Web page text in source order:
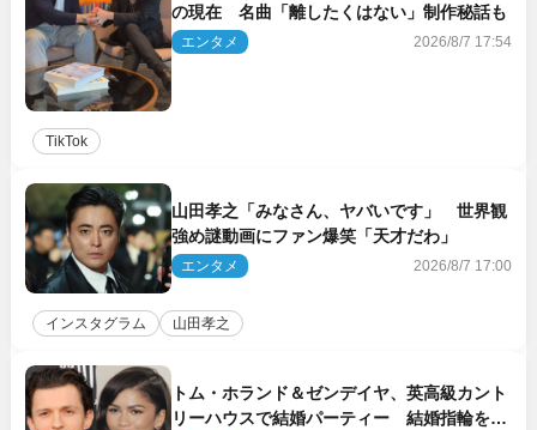
の現在 名曲「離したくはない」制作秘話も
エンタメ 2026/8/7 17:54
TikTok
山田孝之「みなさん、ヤバいです」 世界観
強め謎動画にファン爆笑「天才だわ」
エンタメ 2026/8/7 17:00
インスタグラム 山田孝之
トム・ホランド＆ゼンデイヤ、英高級カント
リーハウスで結婚パーティー 結婚指輪を身